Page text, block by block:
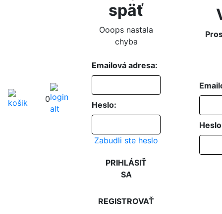
0
späť
Ooops nastala
chyba
Emailová adresa:
Heslo:
Zabudli ste heslo
PRIHLÁSIŤ
SA
REGISTROVAŤ